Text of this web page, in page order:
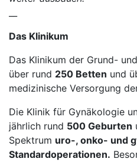
Das Klinikum
Das Klinikum der Grund-
über rund 250 Betten und
medizinische Versorgung
Die Klinik für Gynäkologie
jährlich rund 500 Geburten
Spektrum uro-, onko- und
Standardoperationen.